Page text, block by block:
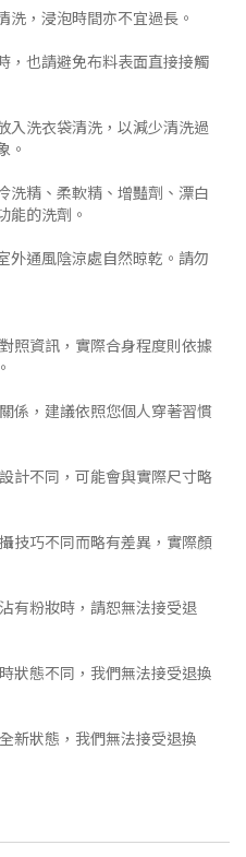
洗，浸泡時間亦不宜過長。
，也請避免布料表面直接接觸
入洗衣袋清洗，以減少清洗過
。
洗精、柔軟精、增豔劑、漂白
能的洗劑。
外通風陰涼處自然晾乾。請勿
照資訊，實際合身程度則依據
係，建議依照您個人穿著習慣
計不同，可能會與實際尺寸略
技巧不同而略有差異，實際顏
有粉妝時，請恕無法接受退
狀態不同，我們無法接受退換
新狀態，我們無法接受退換